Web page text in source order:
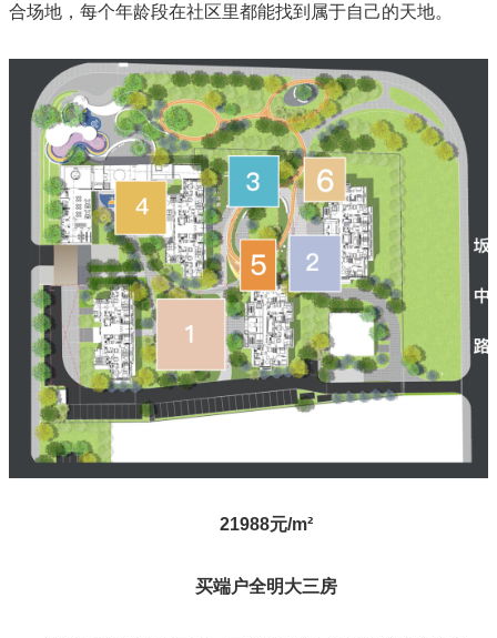
合场地，每个年龄段在社区里都能找到属于自己的天地。
21988元/m²
买端户全明大三房